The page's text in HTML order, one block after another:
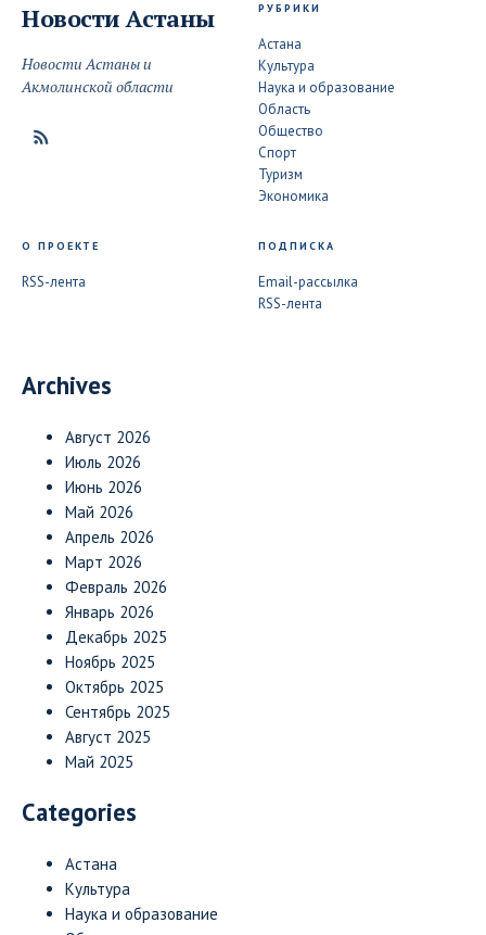
Новости Астаны
Новости Астаны и
Акмолинской области
РУБРИКИ
Астана
Культура
Наука и образование
Область
Общество
Спорт
Туризм
Экономика
О ПРОЕКТЕ
RSS-лента
ПОДПИСКА
Email-рассылка
RSS-лента
Archives
Август 2026
Июль 2026
Июнь 2026
Май 2026
Апрель 2026
Март 2026
Февраль 2026
Январь 2026
Декабрь 2025
Ноябрь 2025
Октябрь 2025
Сентябрь 2025
Август 2025
Май 2025
Categories
Астана
Культура
Наука и образование